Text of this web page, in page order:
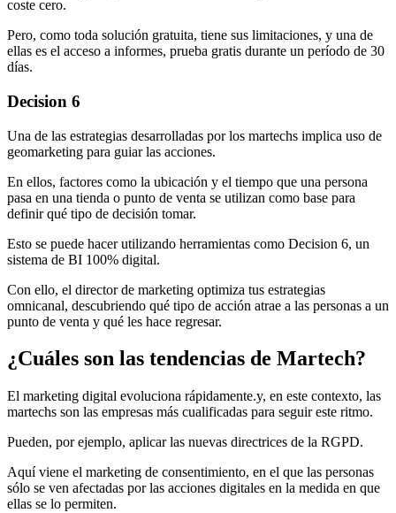
coste cero.
Pero, como toda solución gratuita, tiene sus limitaciones, y una de
ellas es el acceso a informes, prueba gratis durante un período de 30
días.
Decision 6
Una de las estrategias desarrolladas por los martechs implica uso de
geomarketing para guiar las acciones.
En ellos, factores como la ubicación y el tiempo que una persona
pasa en una tienda o punto de venta se utilizan como base para
definir qué tipo de decisión tomar.
Esto se puede hacer utilizando herramientas como Decision 6, un
sistema de BI 100% digital.
Con ello, el director de marketing optimiza tus estrategias
omnicanal, descubriendo qué tipo de acción atrae a las personas a un
punto de venta y qué les hace regresar.
¿Cuáles son las tendencias de Martech?
El marketing digital evoluciona rápidamente.y, en este contexto, las
martechs son las empresas más cualificadas para seguir este ritmo.
Pueden, por ejemplo, aplicar las nuevas directrices de la RGPD.
Aquí viene el marketing de consentimiento, en el que las personas
sólo se ven afectadas por las acciones digitales en la medida en que
ellas se lo permiten.